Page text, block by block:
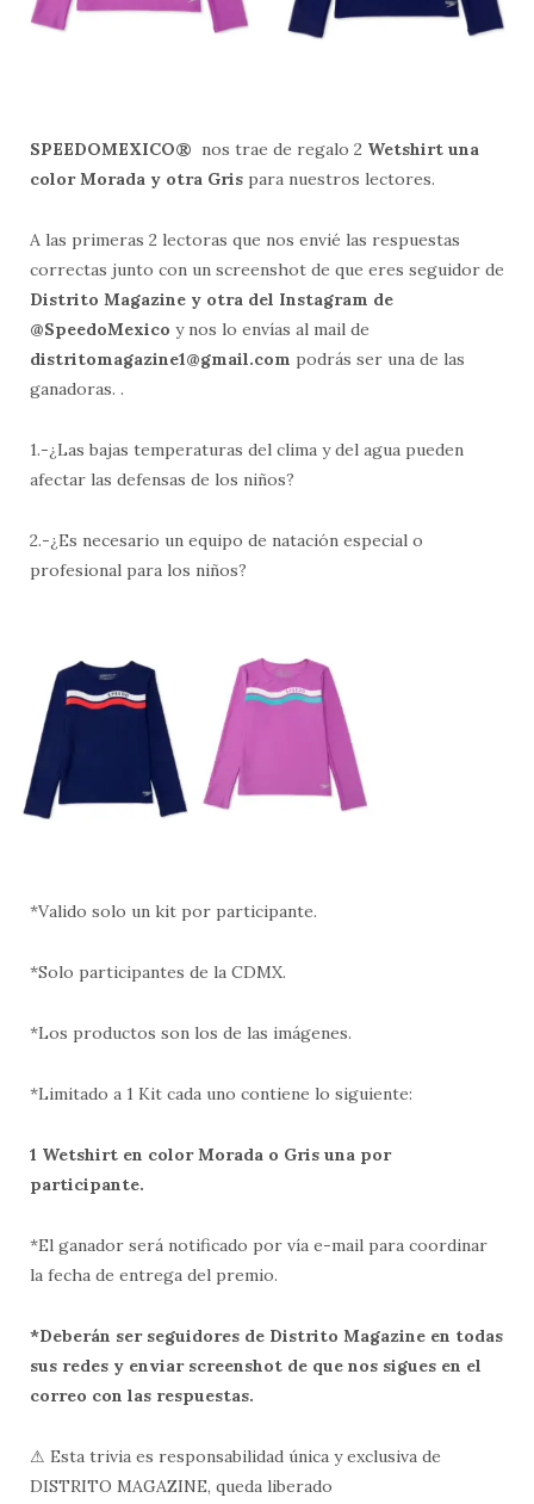
SPEEDOMEXICO® nos trae de regalo 2 Wetshirt una
color Morada y otra Gris para nuestros lectores.
A las primeras 2 lectoras que nos envié las respuestas
correctas junto con un screenshot de que eres seguidor de
Distrito Magazine y otra del Instagram de
@SpeedoMexico y nos lo envías al mail de
distritomagazine1@gmail.com podrás ser una de las
ganadoras. .
1.-¿Las bajas temperaturas del clima y del agua pueden
afectar las defensas de los niños?
2.-¿Es necesario un equipo de natación especial o
profesional para los niños?
*Valido solo un kit por participante.
*Solo participantes de la CDMX.
*Los productos son los de las imágenes.
*Limitado a 1 Kit cada uno contiene lo siguiente:
1 Wetshirt en color Morada o Gris una por
participante.
*El ganador será notificado por vía e-mail para coordinar
la fecha de entrega del premio.
*Deberán ser seguidores de Distrito Magazine en todas
sus redes y enviar screenshot de que nos sigues en el
correo con las respuestas.
⚠ Esta trivia es responsabilidad única y exclusiva de
DISTRITO MAGAZINE, queda liberado